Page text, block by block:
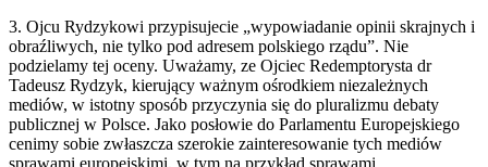
3. Ojcu Rydzykowi przypisujecie „wypowiadanie opinii skrajnych i
obraźliwych, nie tylko pod adresem polskiego rządu”. Nie
podzielamy tej oceny. Uważamy, ze Ojciec Redemptorysta dr
Tadeusz Rydzyk, kierujący ważnym ośrodkiem niezależnych
mediów, w istotny sposób przyczynia się do pluralizmu debaty
publicznej w Polsce. Jako posłowie do Parlamentu Europejskiego
cenimy sobie zwłaszcza szerokie zainteresowanie tych mediów
sprawami europejskimi, w tym na przykład sprawami